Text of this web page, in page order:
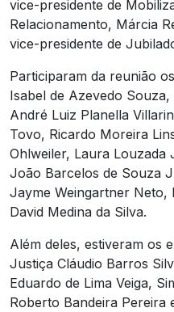
vice-presidente de
Relacionamento, Márcia
vice-presidente de
Participaram da reunião
Isabel de Azevedo
André Luiz Planella
Tovo, Ricardo Moreira
Ohlweiler, Laura Louzada
João Barcelos de Souza
Jayme Weingartner Neto,
David Medina da Silva.
Além deles, estiveram os
Justiça Cláudio Barros
Eduardo de Lima Veiga,
Roberto Bandeira Pereira